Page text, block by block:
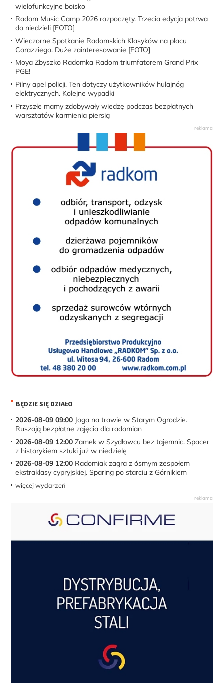
wielofunkcyjne boisko
Radom Music Camp 2026 rozpoczęty. Trzecia edycja potrwa
do niedzieli [FOTO]
Wieczorne Spotkanie Radomskich Klasyków na placu
Corazziego. Duże zainteresowanie [FOTO]
Moya Zbyszko Radomka Radom triumfatorem Grand Prix
PGE!
Pilny apel policji. Ten dotyczy użytkowników hulajnóg
elektrycznych. Kolejne wypadki
Przyszłe mamy zdobywały wiedzę podczas bezpłatnych
warsztatów karmienia piersią
BĘDZIE SIĘ DZIAŁO
2026-08-09 09:00 Joga na trawie w Starym Ogrodzie.
Ruszają bezpłatne zajęcia dla radomian
2026-08-09 12:00 Zamek w Szydłowcu bez tajemnic. Spacer
z historykiem sztuki już w niedzielę
2026-08-09 12:00 Radomiak zagra z ósmym zespołem
ekstraklasy cypryjskiej. Sparing po starciu z Górnikiem
więcej wydarzeń